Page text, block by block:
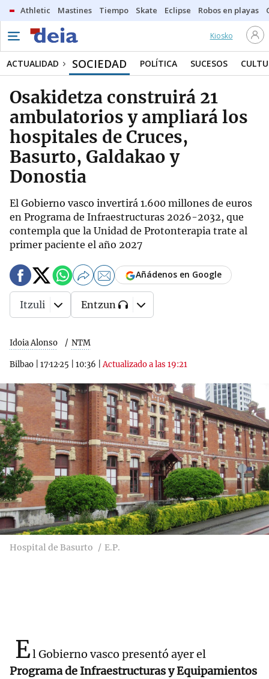
Athletic Mastines Tiempo Skate Eclipse Robos en playas
Kiosko
ACTUALIDAD SOCIEDAD POLÍTICA SUCESOS
Osakidetza construirá 21
ambulatorios y ampliará los
hospitales de Cruces,
Basurto, Galdakao y
Donostia
El Gobierno vasco invertirá 1.600 millones de euros
en Programa de Infraestructuras 2026-2032, que
contempla que la Unidad de Protonterapia trate al
primer paciente el año 2027
Idoia Alonso NTM
Bilbao 17·12·25 10:36 |Actualizado a las 19:21
Añádenos en Google
Itzuli Entzun
Hospital de Basurto E.P.
El Gobierno vasco presentó ayer el
Programa de Infraestructuras y Equipamientos